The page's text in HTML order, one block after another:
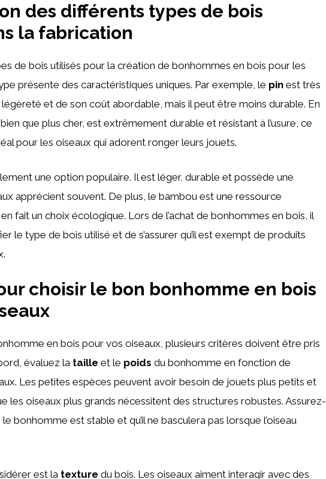
des différents types de bois
la fabrication
de bois utilisés pour la création de bonhommes en bois pour les
présente des caractéristiques uniques. Par exemple, le pin est très
et de son coût abordable, mais il peut être moins durable. En
bien que plus cher, est extrêmement durable et résistant à l’usure, ce
pour les oiseaux qui adorent ronger leurs jouets.
une option populaire. Il est léger, durable et possède une
apprécient souvent. De plus, le bambou est une ressource
fait un choix écologique. Lors de l’achat de bonhommes en bois, il
le type de bois utilisé et de s’assurer qu’il est exempt de produits
choisir le bon bonhomme en bois
en bois pour vos oiseaux, plusieurs critères doivent être pris
évaluez la taille et le poids du bonhomme en fonction de
Les petites espèces peuvent avoir besoin de jouets plus petits et
les oiseaux plus grands nécessitent des structures robustes. Assurez-
bonhomme est stable et qu’il ne basculera pas lorsque l’oiseau
est la texture du bois. Les oiseaux aiment interagir avec des